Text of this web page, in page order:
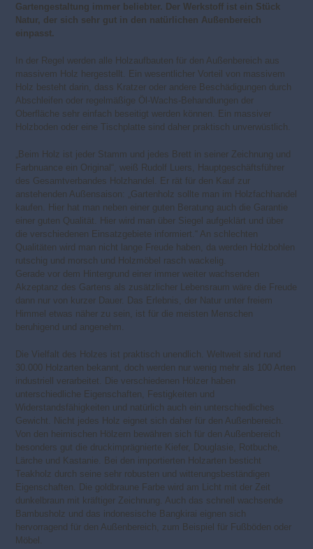
Gartengestaltung immer beliebter. Der Werkstoff ist ein Stück
Natur, der sich sehr gut in den natürlichen Außenbereich
einpasst.
In der Regel werden alle Holzaufbauten für den Außenbereich aus
massivem Holz hergestellt. Ein wesentlicher Vorteil von massivem
Holz besteht darin, dass Kratzer oder andere Beschädigungen durch
Abschleifen oder regelmäßige Öl-Wachs-Behandlungen der
Oberfläche sehr einfach beseitigt werden können. Ein massiver
Holzboden oder eine Tischplatte sind daher praktisch unverwüstlich.
„Beim Holz ist jeder Stamm und jedes Brett in seiner Zeichnung und
Farbnuance ein Original“, weiß Rudolf Luers, Hauptgeschäftsführer
des Gesamtverbandes Holzhandel. Er rät für den Kauf zur
anstehenden Außensaison: „Gartenholz sollte man im Holzfachhandel
kaufen. Hier hat man neben einer guten Beratung auch die Garantie
einer guten Qualität. Hier wird man über Siegel aufgeklärt und über
die verschiedenen Einsatzgebiete informiert.“ An schlechten
Qualitäten wird man nicht lange Freude haben, da werden Holzbohlen
rutschig und morsch und Holzmöbel rasch wackelig.
Gerade vor dem Hintergrund einer immer weiter wachsenden
Akzeptanz des Gartens als zusätzlicher Lebensraum wäre die Freude
dann nur von kurzer Dauer. Das Erlebnis, der Natur unter freiem
Himmel etwas näher zu sein, ist für die meisten Menschen
beruhigend und angenehm.
Die Vielfalt des Holzes ist praktisch unendlich. Weltweit sind rund
30.000 Holzarten bekannt, doch werden nur wenig mehr als 100 Arten
industriell verarbeitet. Die verschiedenen Hölzer haben
unterschiedliche Eigenschaften, Festigkeiten und
Widerstandsfähigkeiten und natürlich auch ein unterschiedliches
Gewicht. Nicht jedes Holz eignet sich daher für den Außenbereich.
Von den heimischen Hölzern bewähren sich für den Außenbereich
besonders gut die druckimprägnierte Kiefer, Douglasie, Rotbuche,
Lärche und Kastanie. Bei den importierten Holzarten besticht
Teakholz durch seine sehr robusten und witterungsbeständigen
Eigenschaften. Die goldbraune Farbe wird am Licht mit der Zeit
dunkelbraun mit kräftiger Zeichnung. Auch das schnell wachsende
Bambusholz und das indonesische Bangkirai eignen sich
hervorragend für den Außenbereich, zum Beispiel für Fußböden oder
Möbel.